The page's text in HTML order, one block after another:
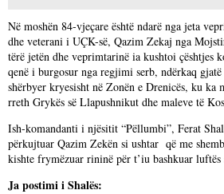
Në moshën 84-vjeçare është ndarë nga jeta
dhe veterani i UÇK-së, Qazim Zekaj nga
tërë jetën dhe veprimtarinë ia kushtoi çështjes
qenë i burgosur nga regjimi serb, ndërkaq
shërbyer kryesisht në Zonën e Drenicës, ku ka
rreth Grykës së Llapushnikut dhe maleve të
Ish-komandanti i njësitit “Pëllumbi”, Ferat
përkujtuar Qazim Zekën si ushtar që me
kishte frymëzuar rininë për t’iu bashkuar luftës
Ja postimi i Shalës: